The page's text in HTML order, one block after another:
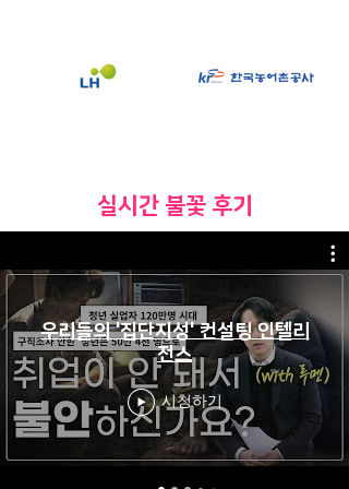
​실시간 불꽃 후기
우리들의 '집단지성' 컨설팅 인텔리
전스
시청하기